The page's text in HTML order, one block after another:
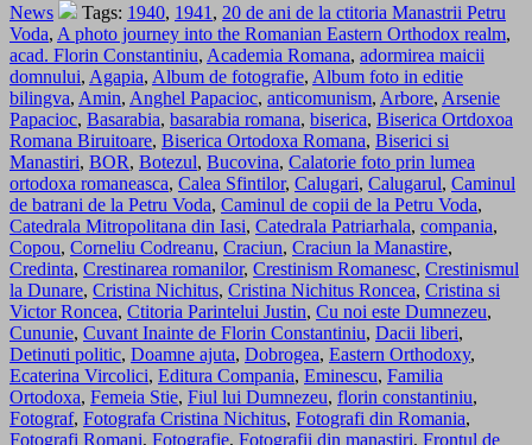
News
Tags: 1940, 1941 , 20 de ani de la ctitoria Manastrii Petru
Voda, A photo journey into the Romanian Eastern Orthodox realm,
acad. Florin Constantiniu, Academia Romana, adormirea maicii
domnului, Agapia, Album de fotografie, Album foto in editie
bilingva, Amin, Anghel Papacioc, anticomunism, Arbore, Arsenie
Papacioc, Basarabia, basarabia romana, biserica, Biserica Ortdoxoa
Romana Biruitoare, Biserica Ortodoxa Romana, Biserici si
Manastiri, BOR, Botezul, Bucovina, Calatorie foto prin lumea
ortodoxa romaneasca, Calea Sfintilor, Calugari, Calugarul, Caminul
de batrani de la Petru Voda, Caminul de copii de la Petru Voda,
Catedrala Mitropolitana din Iasi, Catedrala Patriarhala, compania,
Copou, Corneliu Codreanu, Craciun, Craciun la Manastire,
Credinta, Crestinarea romanilor, Crestinism Romanesc, Crestinismul
la Dunare, Cristina Nichitus, Cristina Nichitus Roncea, Cristina si
Victor Roncea, Ctitoria Parintelui Justin, Cu noi este Dumnezeu,
Cununie, Cuvant Inainte de Florin Constantiniu, Dacii liberi,
Detinuti politic, Doamne ajuta, Dobrogea, Eastern Orthodoxy,
Ecaterina Vircolici, Editura Compania, Eminescu, Familia
Ortodoxa, Femeia Stie, Fiul lui Dumnezeu, florin constantiniu,
Fotograf, Fotografa Cristina Nichitus, Fotografi din Romania,
Fotografi Romani, Fotografie, Fotografii din manastiri, Frontul de